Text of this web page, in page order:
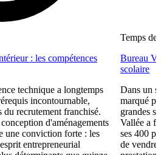
: les compétences
technique a longtemps
incontournable,
du recrutement franchisé.
d'aménagements
une conviction forte : les
entrepreneurial
Temps de
Bureau
scolaire
Dans un
marqué
grandes
Vallée a
ses 400
de vendre